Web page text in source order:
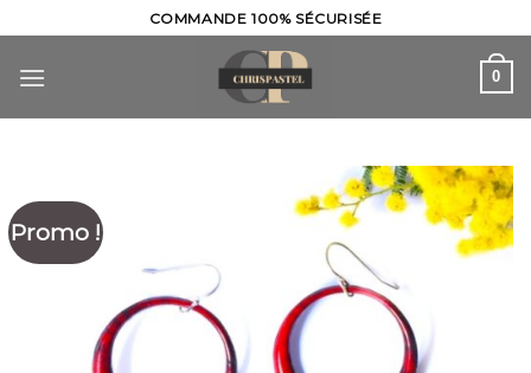
to
content
COMMANDE 100% SÉCURISÉE
0
Promo !